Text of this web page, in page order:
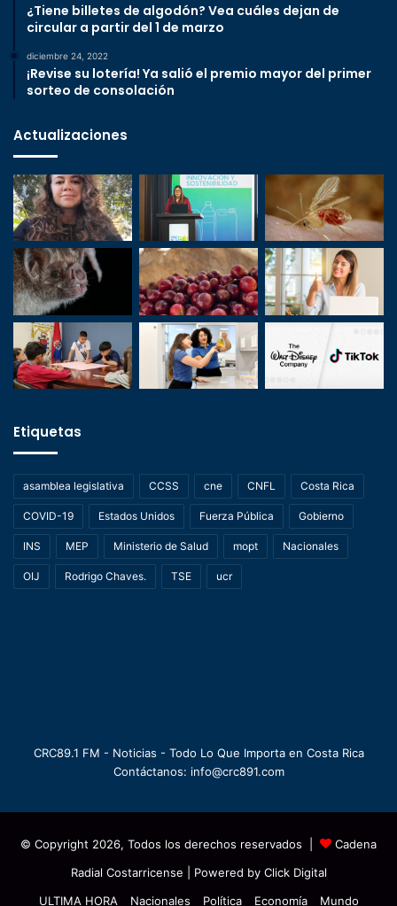
¿Tiene billetes de algodón? Vea cuáles dejan de
circular a partir del 1 de marzo
diciembre 24, 2022
¡Revise su lotería! Ya salió el premio mayor del primer
sorteo de consolación
Actualizaciones
Etiquetas
asamblea legislativa CCSS cne CNFL Costa Rica
COVID-19 Estados Unidos Fuerza Pública Gobierno
INS MEP Ministerio de Salud mopt Nacionales
OIJ Rodrigo Chaves. TSE ucr
CRC89.1 FM - Noticias - Todo Lo Que Importa en Costa Rica
Contáctanos: info@crc891.com
© Copyright 2026, Todos los derechos reservados |
Cadena
Radial Costarricense | Powered by Click Digital
ULTIMA HORA
Nacionales Política Economía Mundo